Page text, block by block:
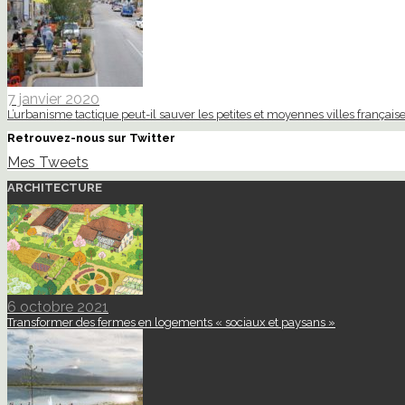
7 janvier 2020
L’urbanisme tactique peut-il sauver les petites et moyennes villes
Retrouvez-nous sur Twitter
Mes Tweets
ARCHITECTURE
6 octobre 2021
Transformer des fermes en logements « sociaux et paysans »